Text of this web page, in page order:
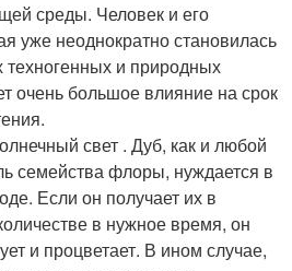
среды. Человек и его
уже неоднократно становилась
техногенных и природных
очень большое влияние на срок
свет . Дуб, как и любой
семейства флоры, нуждается в
Если он получает их в
в нужное время, он
и процветает. В ином случае,